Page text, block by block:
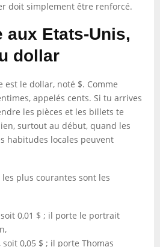
doit simplement être renforcé.
aux Etats-Unis,
dollar
est le dollar, noté $. Comme
appelés cents. Si tu arrives
les pièces et les billets te
surtout au début, quand les
habitudes locales peuvent
plus courantes sont les
0,01 $ ; il porte le portrait
0,05 $ ; il porte Thomas